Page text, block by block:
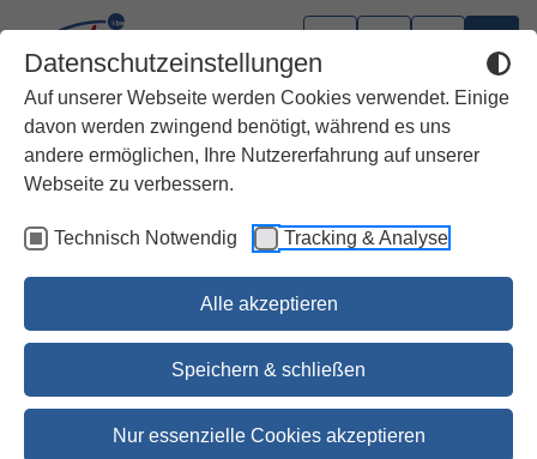
Datenschutzeinstellungen
Auf unserer Webseite werden Cookies verwendet. Einige
davon werden zwingend benötigt, während es uns
andere ermöglichen, Ihre Nutzererfahrung auf unserer
Webseite zu verbessern.
Technisch Notwendig Tracking & Analyse
Alle akzeptieren
Speichern & schließen
Nur essenzielle Cookies akzeptieren